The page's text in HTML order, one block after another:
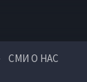
СМИ О НАС